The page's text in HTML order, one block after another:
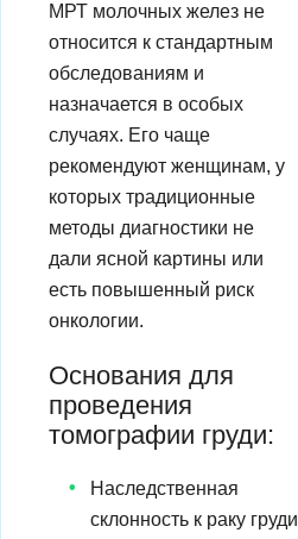
МРТ молочных желез не
относится к стандартным
обследованиям и
назначается в особых
случаях. Его чаще
рекомендуют женщинам, у
которых традиционные
методы диагностики не
дали ясной картины или
есть повышенный риск
онкологии.
Основания для
проведения
томографии груди:
Наследственная
склонность к раку груди